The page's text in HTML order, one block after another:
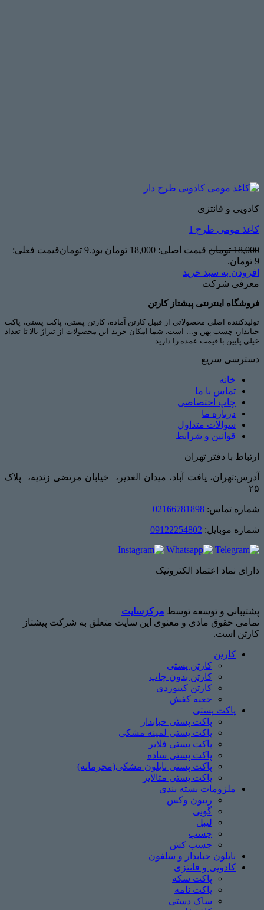
کادویی و فانتزی
کاغذ مومی طرح 1
18,000 تومان قیمت اصلی: 18,000 تومان بود. 9 تومانقیمت فعلی:
9 تومان.
افزودن به سبد خرید
معرفی شرکت
فروشگاه اینترنتی پیشتاز کارتن
تولیدکننده اصلی محصولاتی از قبیل کارتن آماده، کارتن پستی، پاکت پستی، پاکت
حبابدار، چسب پهن و… است. شما امکان خرید این محصولات از تیراژ بالا تا تعداد
خیلی پایین با قیمت عمده را دارید.
دسترسی سریع
خانه
تماس با ما
چاپ اختصاصی
درباره ما
سوالات متداول
قوانین و شرایط
ارتباط با دفتر تهران
آدرس:تهران، یافت آباد، میدان الغدیر، خیابان مرتضی زندیه، پلاک
۲۵
شماره تماس: 02166781898
شماره موبایل: 09122254802
دارای نماد اعتماد الکترونیک
پشتیبانی و توسعه توسط مرکزسایت
تمامی حقوق مادی و معنوی این سایت متعلق به شرکت پیشتاز
کارتن است.
کارتن
کارتن پستی
کارتن بدون چاپ
کارتن کیبوردی
جعبه کفش
پاکت پستی
پاکت پستی حبابدار
پاکت پستی لمینه مشکی
پاکت پستی فلایر
پاکت پستی ساده
پاکت پستی نایلون مشکی(محرمانه)
پاکت پستی متالایز
ملزومات بسته بندی
ریبون وکس
گونی
لیبل
چسب
چسب ‌کش
نایلون حبابدار و سلفون
کادویی و فانتزی
پاکت سکه
پاکت نامه
ساک دستی